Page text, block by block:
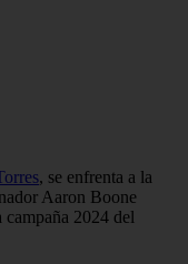
, se enfrenta a la
Aaron Boone
2024 del